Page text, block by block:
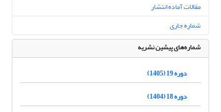
مقالات آماده انتشار
شماره جاری
شماره‌های پیشین نشریه
دوره 19 (1405)
دوره 18 (1404)